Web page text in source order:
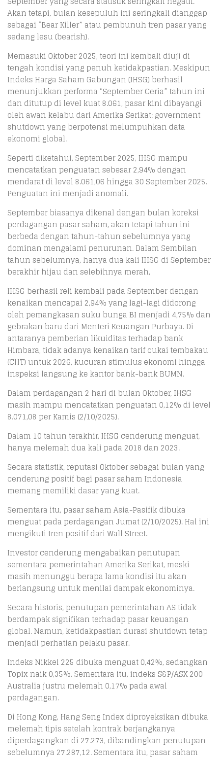
Akan tetapi, bulan kesepuluh ini seringkali dianggap
sebagai “Bear Killer” atau pembunuh tren pasar yang
sedang lesu (bearish).
Memasuki Oktober 2025, teori ini kembali diuji di
tengah kondisi yang penuh ketidakpastian. Meskipun
Indeks Harga Saham Gabungan (IHSG) berhasil
menunjukkan performa “September Ceria” tahun ini
dan ditutup di level kuat 8.061, pasar kini dibayangi
oleh awan kelabu dari Amerika Serikat: government
shutdown yang berpotensi melumpuhkan data
ekonomi global.
Seperti diketahui, September 2025, IHSG mampu
mencatatkan penguatan sebesar 2,94% dengan
mendarat di level 8.061,06 hingga 30 September 2025.
Penguatan ini menjadi anomali.
September biasanya dikenal dengan bulan koreksi
perdagangan pasar saham, akan tetapi tahun ini
berbeda dengan tahun-tahun sebelumnya yang
dominan mengalami penurunan. Dalam Sembilan
tahun sebelumnya, hanya dua kali IHSG di September
berakhir hijau dan selebihnya merah,
IHSG berhasil reli kembali pada September dengan
kenaikan mencapai 2,94% yang lagi-lagi didorong
oleh pemangkasan suku bunga BI menjadi 4,75% dan
gebrakan baru dari Menteri Keuangan Purbaya. Di
antaranya pemberian likuiditas terhadap bank
Himbara, tidak adanya kenaikan tarif cukai tembakau
(CHT) untuk 2026, kucuran stimulus ekonomi hingga
inspeksi langsung ke kantor bank-bank BUMN.
Dalam perdagangan 2 hari di bulan Oktober, IHSG
masih mampu mencatatkan penguatan 0,12% di level
8.071,08 per Kamis (2/10/2025).
Dalam 10 tahun terakhir, IHSG cenderung menguat,
hanya melemah dua kali pada 2018 dan 2023.
Secara statistik, reputasi Oktober sebagai bulan yang
cenderung positif bagi pasar saham Indonesia
memang memiliki dasar yang kuat.
Sementara itu, pasar saham Asia-Pasifik dibuka
menguat pada perdagangan Jumat (2/10/2025). Hal ini
mengikuti tren positif dari Wall Street.
Investor cenderung mengabaikan penutupan
sementara pemerintahan Amerika Serikat, meski
masih menunggu berapa lama kondisi itu akan
berlangsung untuk menilai dampak ekonominya.
Secara historis, penutupan pemerintahan AS tidak
berdampak signifikan terhadap pasar keuangan
global. Namun, ketidakpastian durasi shutdown tetap
menjadi perhatian pelaku pasar.
Indeks Nikkei 225 dibuka menguat 0,42%, sedangkan
Topix naik 0,35%. Sementara itu, indeks S&P/ASX 200
Australia justru melemah 0,17% pada awal
perdagangan.
Di Hong Kong, Hang Seng Index diproyeksikan dibuka
melemah tipis setelah kontrak berjangkanya
diperdagangkan di 27.273, dibandingkan penutupan
sebelumnya 27.287,12. Sementara itu, pasar saham